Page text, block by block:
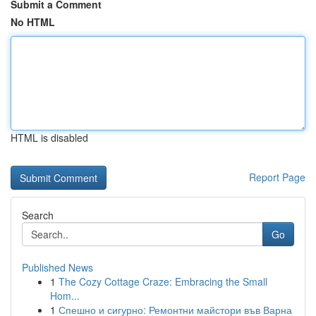
Submit a Comment
No HTML
HTML is disabled
Report Page
Search
Go
Published News
1 The Cozy Cottage Craze: Embracing the Small
Hom...
1 Спешно и сигурно: Ремонтни майстори във Варна